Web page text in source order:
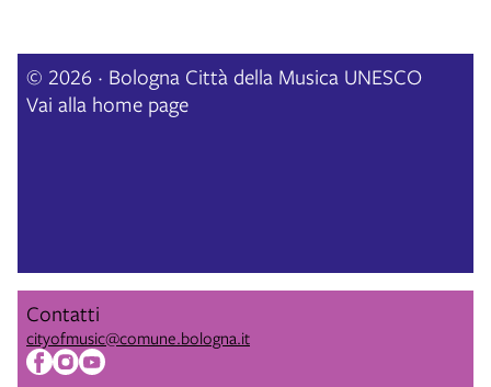
© 2026 · Bologna Città della Musica UNESCO
Vai alla home page
Contatti
cityofmusic@comune.bologna.it